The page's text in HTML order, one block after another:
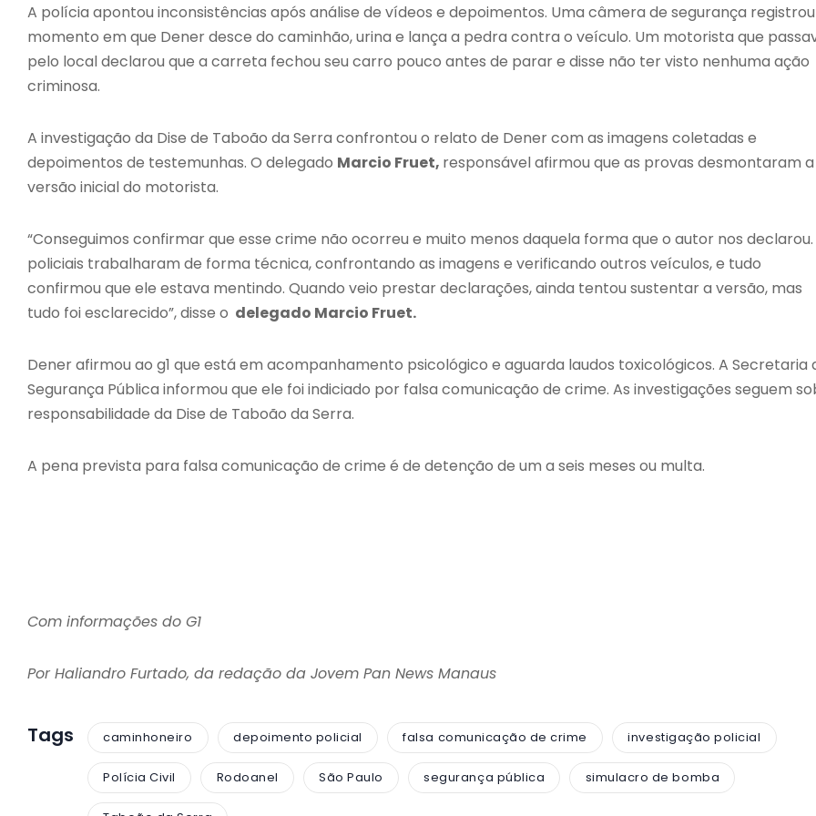
A polícia apontou inconsistências após análise de vídeos e depoimentos. Uma câmera de segurança
momento em que Dener desce do caminhão, urina e lança a pedra contra o veículo. Um motorista que
pelo local declarou que a carreta fechou seu carro pouco antes de parar e disse não ter visto nenhuma ação
criminosa.
A investigação da Dise de Taboão da Serra confrontou o relato de Dener com as imagens coletadas e
depoimentos de testemunhas. O delegado Marcio Fruet, responsável afirmou que as provas desmontaram a
versão inicial do motorista.
“Conseguimos confirmar que esse crime não ocorreu e muito menos daquela forma que o autor nos declarou.
policiais trabalharam de forma técnica, confrontando as imagens e verificando outros veículos, e tudo
confirmou que ele estava mentindo. Quando veio prestar declarações, ainda tentou sustentar a versão, mas
tudo foi esclarecido”, disse o delegado Marcio Fruet.
Dener afirmou ao g1 que está em acompanhamento psicológico e aguarda laudos toxicológicos. A Secretaria
Segurança Pública informou que ele foi indiciado por falsa comunicação de crime. As investigações seguem
responsabilidade da Dise de Taboão da Serra.
A pena prevista para falsa comunicação de crime é de detenção de um a seis meses ou multa.
Com informações do G1
Por Haliandro Furtado, da redação da Jovem Pan News Manaus
Tags caminhoneiro depoimento policial falsa comunicação de crime investigação policial
Polícia Civil Rodoanel São Paulo segurança pública simulacro de bomba